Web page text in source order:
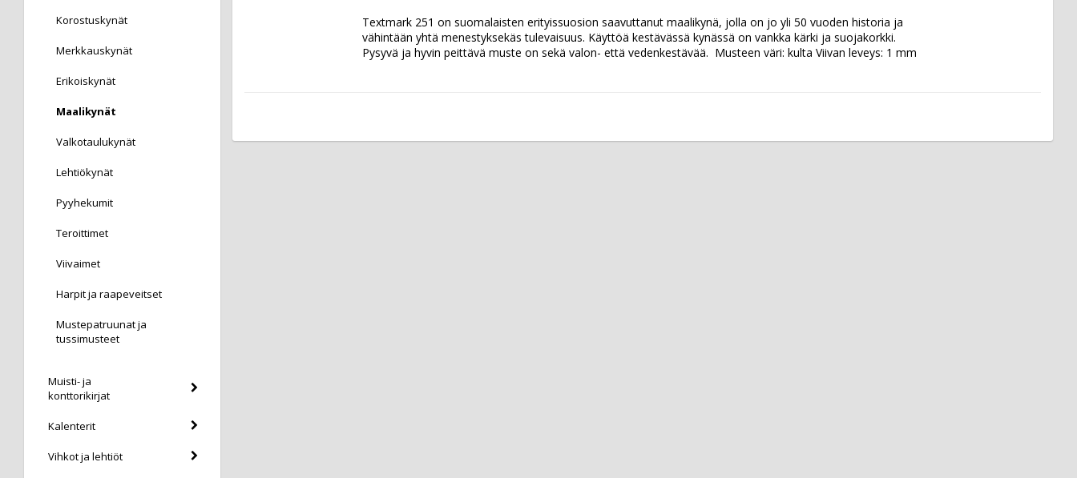
Korostuskynät
Merkkauskynät
Erikoiskynät
Maalikynät
Valkotaulukynät
Lehtiökynät
Pyyhekumit
Teroittimet
Viivaimet
Harpit ja raapeveitset
Mustepatruunat ja
tussimusteet
Muisti- ja
konttorikirjat
Kalenterit
Vihkot ja lehtiöt
Textmark 251 on suomalaisten erityissuosion saavuttanut maalikynä, jolla on jo yli 50 vuoden historia ja
vähintään yhtä menestyksekäs tulevaisuus. Käyttöä kestävässä kynässä on vankka kärki ja suojakorkki.
Pysyvä ja hyvin peittävä muste on sekä valon- että vedenkestävää.  Musteen väri: kulta Viivan leveys: 1 mm